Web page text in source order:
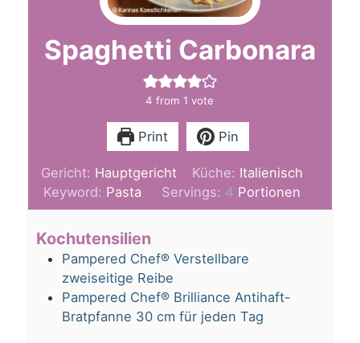
Spaghetti Carbonara
4 from 1 vote
Print Pin
Gericht: Hauptgericht Küche: Italienisch
Keyword: Pasta Servings: 4 Portionen
Kochutensilien
Pampered Chef® Verstellbare
zweiseitige Reibe
Pampered Chef® Brilliance Antihaft-
Bratpfanne 30 cm für jeden Tag